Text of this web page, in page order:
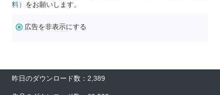
料） をお願いします。
広告を非表示にする
昨日のダウンロード数：2,389